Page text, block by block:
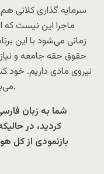
سرمایه گذاری کلانی هم
ماجرا این نیست که
زمانی می‌شود با این
حقوق حقه جامعه و
نیروی مادی داریم. خود
می‌بایست در این کار جزء پیش قدمان باشند.
شما به زبان
کردید، در
بازنمودی از کل